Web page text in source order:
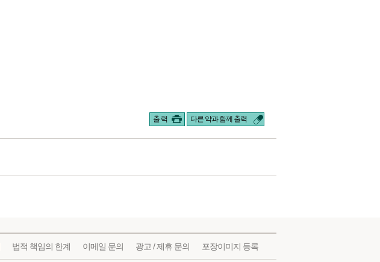
출 력 다른 약과 함께 출력
법적 책임의 한계 이메일 문의 광고 / 제휴 문의 포장이미지 등록